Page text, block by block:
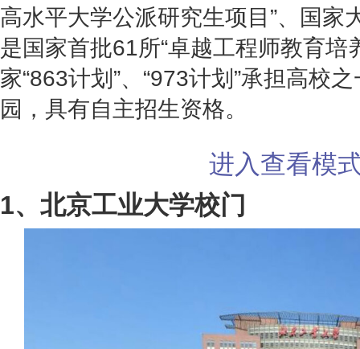
高水平大学公派研究生项目”、国家
是国家首批61所“卓越工程师教育培
家“863计划”、“973计划”承担高校
园，具有自主招生资格。
进入查看模
1、北京工业大学校门